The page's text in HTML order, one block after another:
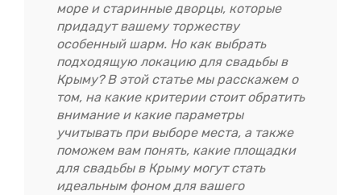
море и старинные дворцы, которые
придадут вашему торжеству
особенный шарм. Но как выбрать
подходящую локацию для свадьбы в
Крыму? В этой статье мы расскажем о
том, на какие критерии стоит обратить
внимание и какие параметры
учитывать при выборе места, а также
поможем вам понять, какие площадки
для свадьбы в Крыму могут стать
идеальным фоном для вашего